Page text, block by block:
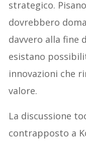
strategico.
dovrebbero
davvero alla fine
esistano
innovazioni che
valore.
La discussione
contrapposto a